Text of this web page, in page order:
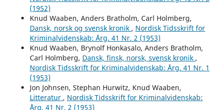
(1952)
Knud Waaben, Anders Bratholm, Carl Holmberg,
Dansk, norsk og svensk kronik , Nordisk Tidsskrift for
Kriminalvidenskab: Årg. 41 Nr. 2 (1953)
Knud Waaben, Brynolf Honkasalo, Anders Bratholm,
Carl Holmberg, Dansk, finsk, norsk, svensk kronik ,
Nordisk Tidsskrift for Kriminalvidenskab: Årg. 41 Nr. 1
(1953)
Jon Johnsen, Stephan Hurwitz, Knud Waaben,
Litteratur , Nordisk Tidsskrift for Kriminalvidenskab:
Årg. 41 Nr. 2 (1953)